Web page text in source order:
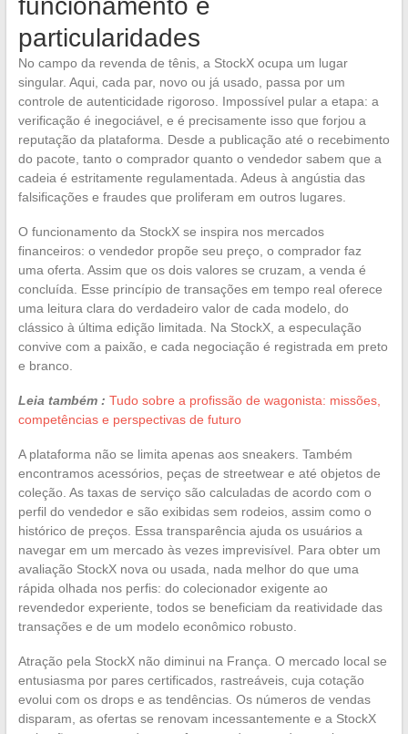
funcionamento e
particularidades
No campo da revenda de tênis, a StockX ocupa um lugar
singular. Aqui, cada par, novo ou já usado, passa por um
controle de autenticidade rigoroso. Impossível pular a etapa: a
verificação é inegociável, e é precisamente isso que forjou a
reputação da plataforma. Desde a publicação até o recebimento
do pacote, tanto o comprador quanto o vendedor sabem que a
cadeia é estritamente regulamentada. Adeus à angústia das
falsificações e fraudes que proliferam em outros lugares.
O funcionamento da StockX se inspira nos mercados
financeiros: o vendedor propõe seu preço, o comprador faz
uma oferta. Assim que os dois valores se cruzam, a venda é
concluída. Esse princípio de transações em tempo real oferece
uma leitura clara do verdadeiro valor de cada modelo, do
clássico à última edição limitada. Na StockX, a especulação
convive com a paixão, e cada negociação é registrada em preto
e branco.
Leia também : Tudo sobre a profissão de wagonista: missões,
competências e perspectivas de futuro
A plataforma não se limita apenas aos sneakers. Também
encontramos acessórios, peças de streetwear e até objetos de
coleção. As taxas de serviço são calculadas de acordo com o
perfil do vendedor e são exibidas sem rodeios, assim como o
histórico de preços. Essa transparência ajuda os usuários a
navegar em um mercado às vezes imprevisível. Para obter um
avaliação StockX nova ou usada, nada melhor do que uma
rápida olhada nos perfis: do colecionador exigente ao
revendedor experiente, todos se beneficiam da reatividade das
transações e de um modelo econômico robusto.
Atração pela StockX não diminui na França. O mercado local se
entusiasma por pares certificados, rastreáveis, cuja cotação
evolui com os drops e as tendências. Os números de vendas
disparam, as ofertas se renovam incessantemente e a StockX